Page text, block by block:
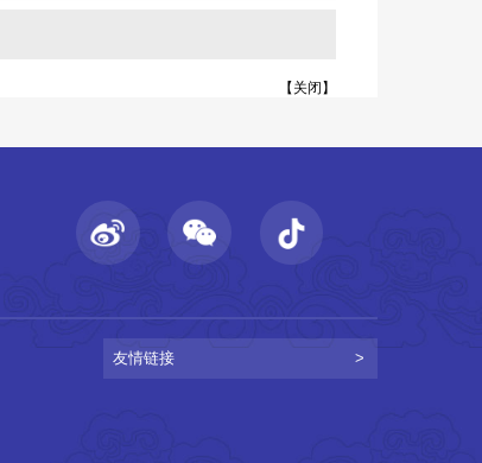
【 关闭 】
友情链接 >